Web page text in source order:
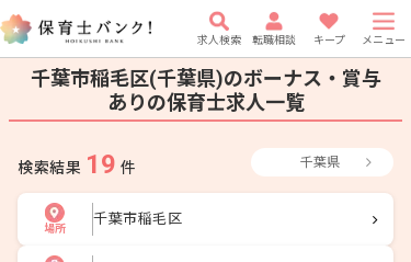
求人検索 転職相談 キープ メニュー
千葉市稲毛区(千葉県)のボーナス・賞与
ありの保育士求人一覧
検索結果 19 件 千葉県
場所
千葉市稲毛区